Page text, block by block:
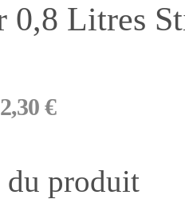
0,8 Litres
2,30 €
du produit